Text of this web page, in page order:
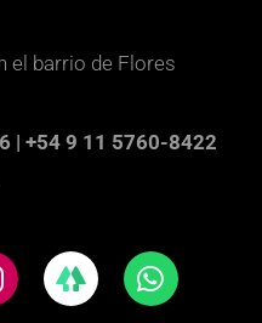
el barrio de Flores
| +54 9 11 5760-8422
W
h